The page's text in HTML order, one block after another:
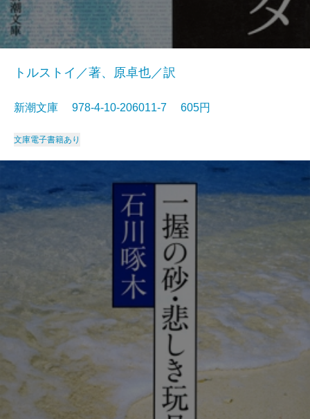
トルストイ／著、原卓也／訳
新潮文庫 978-4-10-206011-7 605円
文庫電子書籍あり